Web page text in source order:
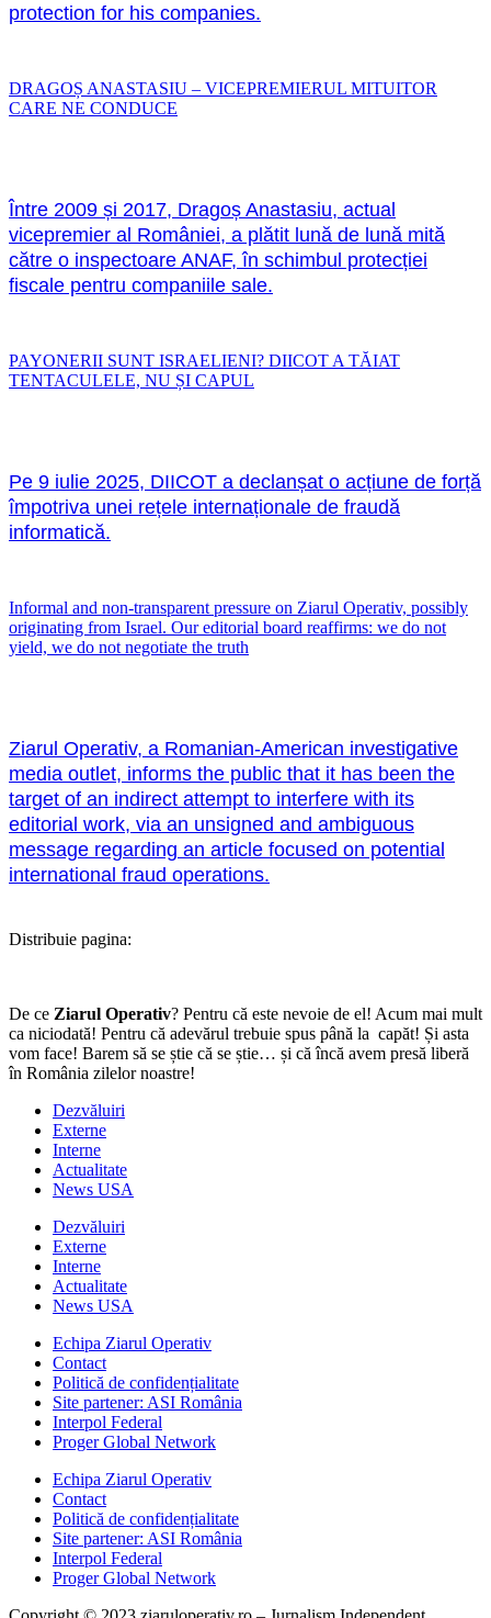
protection for his companies.
DRAGOȘ ANASTASIU – VICEPREMIERUL MITUITOR
CARE NE CONDUCE
Între 2009 și 2017, Dragoș Anastasiu, actual
vicepremier al României, a plătit lună de lună mită
către o inspectoare ANAF, în schimbul protecției
fiscale pentru companiile sale.
PAYONERII SUNT ISRAELIENI? DIICOT A TĂIAT
TENTACULELE, NU ȘI CAPUL
Pe 9 iulie 2025, DIICOT a declanșat o acțiune de forță
împotriva unei rețele internaționale de fraudă
informatică.
Informal and non-transparent pressure on Ziarul Operativ, possibly
originating from Israel. Our editorial board reaffirms: we do not
yield, we do not negotiate the truth
Ziarul Operativ, a Romanian-American investigative
media outlet, informs the public that it has been the
target of an indirect attempt to interfere with its
editorial work, via an unsigned and ambiguous
message regarding an article focused on potential
international fraud operations.
Distribuie pagina:
De ce Ziarul Operativ? Pentru că este nevoie de el! Acum mai mult
ca niciodată! Pentru că adevărul trebuie spus până la capăt! Și asta
vom face! Barem să se știe că se știe… și că încă avem presă liberă
în România zilelor noastre!
Dezvăluiri
Externe
Interne
Actualitate
News USA
Dezvăluiri
Externe
Interne
Actualitate
News USA
Echipa Ziarul Operativ
Contact
Politică de confidențialitate
Site partener: ASI România
Interpol Federal
Proger Global Network
Echipa Ziarul Operativ
Contact
Politică de confidențialitate
Site partener: ASI România
Interpol Federal
Proger Global Network